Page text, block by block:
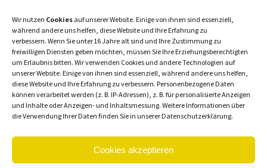
Wir nutzen Cookies auf unserer Website. Einige von ihnen sind essenziell,
während andere uns helfen, diese Website und Ihre Erfahrung zu
verbessern. Wenn Sie unter 16 Jahre alt sind und Ihre Zustimmung zu
freiwilligen Diensten geben möchten, müssen Sie Ihre Erziehungsberechtigten
um Erlaubnis bitten. Wir verwenden Cookies und andere Technologien auf
unserer Website. Einige von ihnen sind essenziell, während andere uns helfen,
diese Website und Ihre Erfahrung zu verbessern. Personenbezogene Daten
können verarbeitet werden (z. B. IP-Adressen), z. B. für personalisierte Anzeigen
und Inhalte oder Anzeigen- und Inhaltsmessung. Weitere Informationen über
die Verwendung Ihrer Daten finden Sie in unserer Datenschutzerklärung.
Cookies akzeptieren
Zutaten: